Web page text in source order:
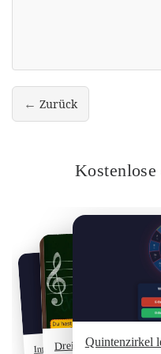
← Zurück
Den Quintenzirkel
Dreiklänge schreiben
Quintenzirkel
Intervalle Trainer